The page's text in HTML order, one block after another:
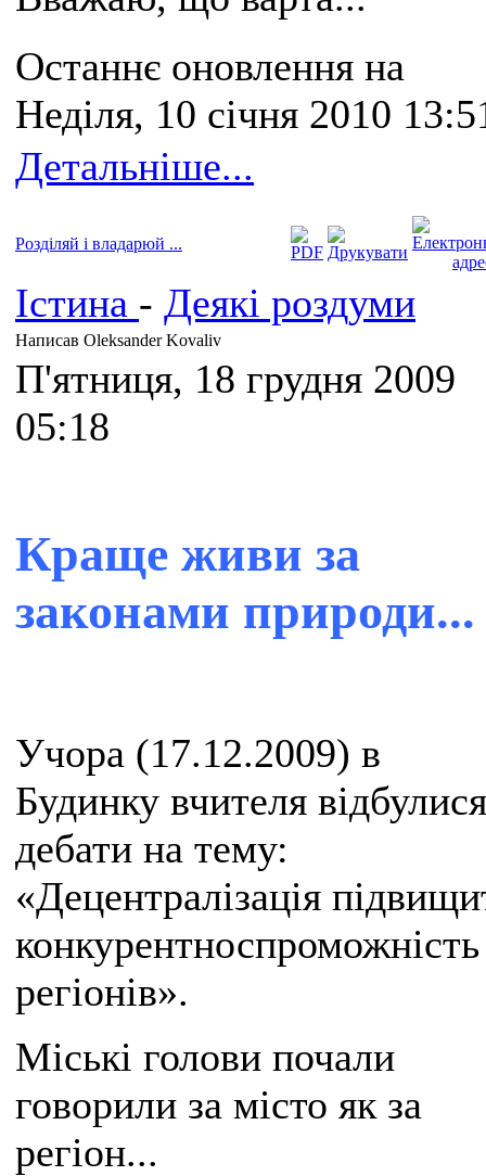
Останнє оновлення на
Неділя, 10 січня 2010
Детальніше...
Розділяй і владарюй ...
Істина - Деякі роздуми
Написав Oleksander Kovaliv
П'ятниця, 18 грудня 2009
05:18
Краще живи за
законами природи...
Учора (17.12.2009) в
Будинку вчителя відбулися
дебати на тему:
«Децентралізація
конкурентноспроможність
регіонів».
Міські голови почали
говорили за місто як за
регіон...